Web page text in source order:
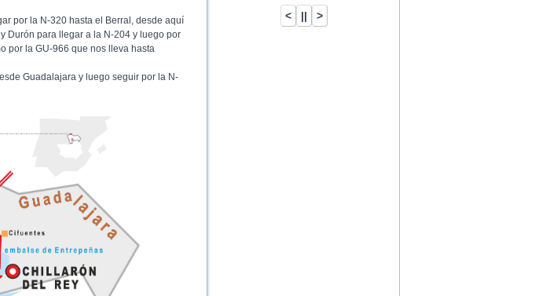
por la N-320 hasta el Berral, desde aquí
Durón para llegar a la N-204 y luego por
por la GU-966 que nos lleva hasta
Guadalajara y luego seguir por la N-